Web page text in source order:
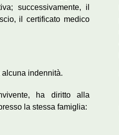
successivamente, il
il certificato medico
alcuna indennità.
ha diritto alla
la stessa famiglia: